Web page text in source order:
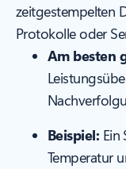
zeitgestempelten
Protokolle oder
Am besten
Beispiel: Ein
Temperatur